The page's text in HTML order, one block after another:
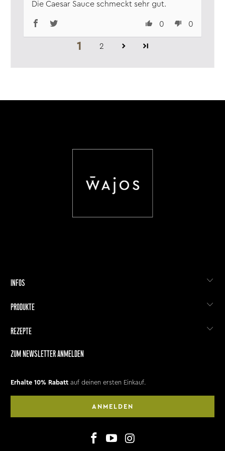
den Currywurststücken. Das Ganze zum Schluss noch
einmal mit einem Klecks Tomaten-Curry Sauce toppen
und den Brötchen-Deckel daraufsetzen.
Die Caesar Sauce schmeckt sehr gut.
0 0
1 2
INFOS
PRODUKTE
REZEPTE
ZUM NEWSLETTER ANMELDEN
Erhalte 10% Rabatt auf deinen ersten Einkauf.
ANMELDEN